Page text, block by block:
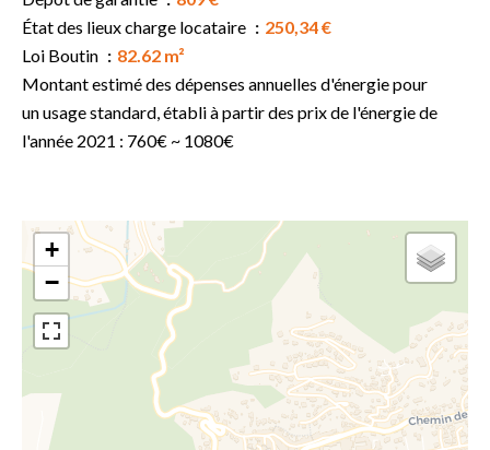
État des lieux charge locataire
250,34 €
Loi Boutin
82.62 m²
Montant estimé des dépenses annuelles d'énergie pour
un usage standard, établi à partir des prix de l'énergie de
l'année 2021 : 760€ ~ 1080€
+
−